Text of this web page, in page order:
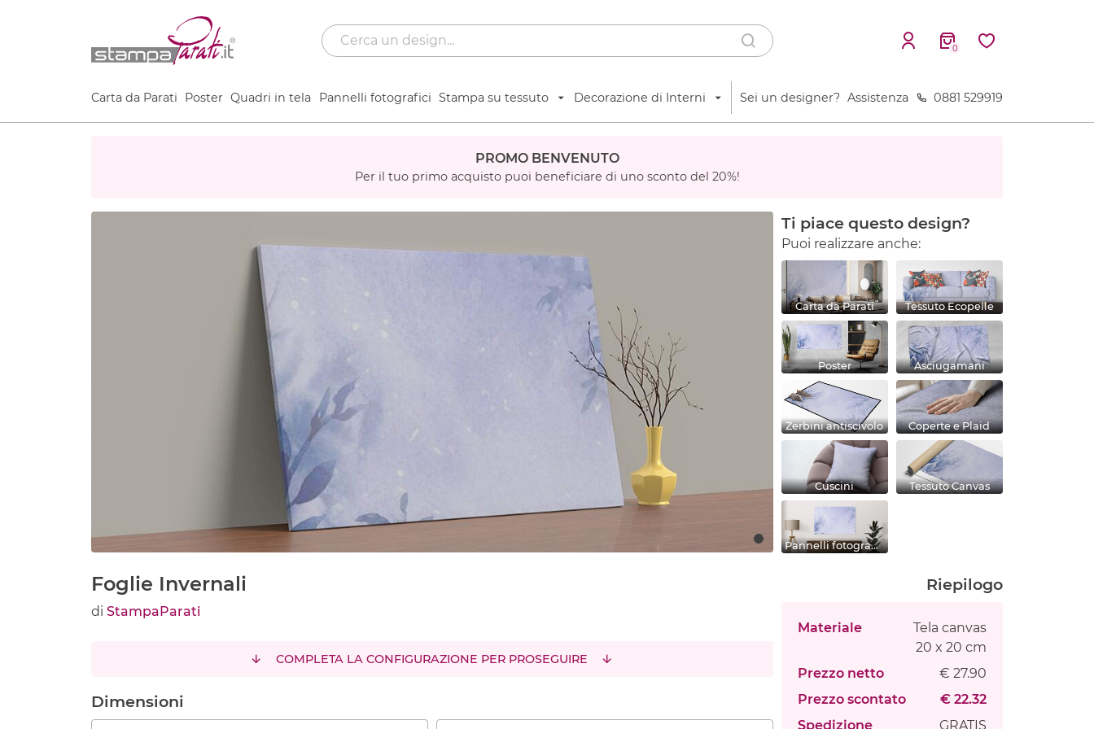
0
Carta da Parati Poster Quadri in tela Pannelli fotografici Stampa su tessuto Decorazione di Interni Sei un designer? Assistenza 0881 529919
PROMO BENVENUTO
Per il tuo primo acquisto puoi beneficiare di uno sconto del 20%!
Ti piace questo design?
Puoi realizzare anche:
Carta da Parati Tessuto Ecopelle
Poster Asciugamani
Zerbini antiscivolo Coperte e Plaid
Cuscini Tessuto Canvas
Pannelli fotografici
Foglie Invernali
di StampaParati
COMPLETA LA CONFIGURAZIONE PER PROSEGUIRE
Dimensioni
Riepilogo
Materiale
Tela canvas
20 x 20 cm
Prezzo netto
€ 27.90
Prezzo scontato
€ 22.32
Spedizione
GRATIS